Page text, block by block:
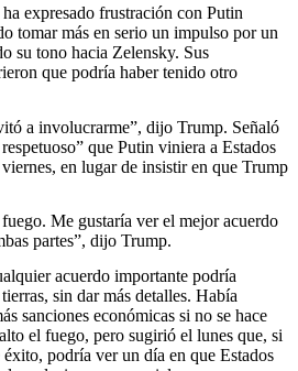
expresado frustración con Putin
tomar más en serio un impulso por un
su tono hacia Zelensky. Sus
que podría haber tenido otro
a involucrarme”, dijo Trump. Señaló
que Putin viniera a Estados
en lugar de insistir en que Trump
Me gustaría ver el mejor acuerdo
partes”, dijo Trump.
acuerdo importante podría
sin dar más detalles. Había
sanciones económicas si no se hace
el fuego, pero sugirió el lunes que, si
podría ver un día en que Estados